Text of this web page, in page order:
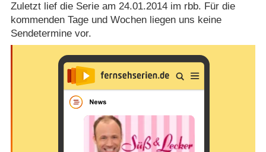
Zuletzt lief die Serie am 24.01.2014 im rbb. Für die
kommenden Tage und Wochen liegen uns keine
Sendetermine vor.